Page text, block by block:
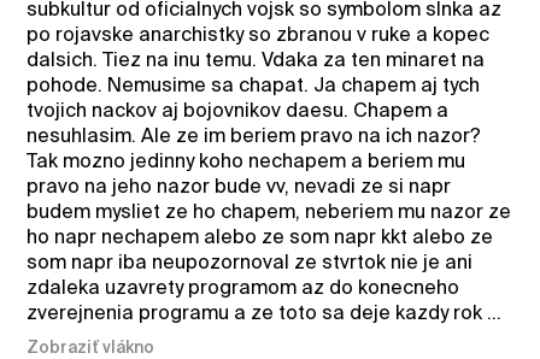
subkultur od oficialnych vojsk so symbolom slnka az
po rojavske anarchistky so zbranou v ruke a kopec
dalsich. Tiez na inu temu. Vdaka za ten minaret na
pohode. Nemusime sa chapat. Ja chapem aj tych
tvojich nackov aj bojovnikov daesu. Chapem a
nesuhlasim. Ale ze im beriem pravo na ich nazor?
Tak mozno jedinny koho nechapem a beriem mu
pravo na jeho nazor bude vv, nevadi ze si napr
budem mysliet ze ho chapem, neberiem mu nazor ze
ho napr nechapem alebo ze som napr kkt alebo ze
som napr iba neupozornoval ze stvrtok nie je ani
zdaleka uzavrety programom az do konecneho
zverejnenia programu a ze toto sa deje kazdy rok ...
Zobraziť vlákno